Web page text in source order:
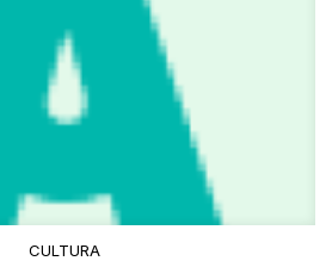
CULTURA